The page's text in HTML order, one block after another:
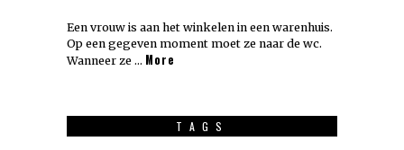
Een vrouw is aan het winkelen in een warenhuis.
Op een gegeven moment moet ze naar de wc.
Wanneer ze … More
TAGS